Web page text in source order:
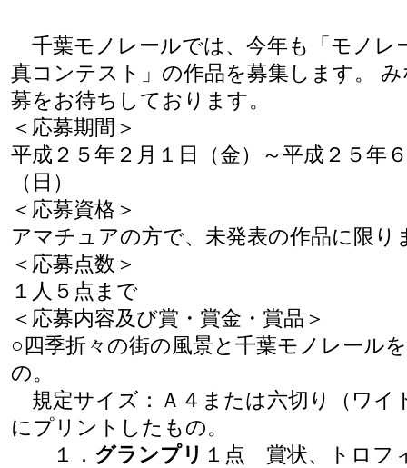
千葉モノレールでは、今年も「モノレ
真コンテスト」の作品を募集します。
募をお待ちしております。
＜応募期間＞
平成２５年２月１日（金）～平成２５年
（日）
＜応募資格＞
アマチュアの方で、未発表の作品に限り
＜応募点数＞
１人５点まで
＜応募内容及び賞・賞金・賞品＞
○四季折々の街の風景と千葉モノレール
の。
規定サイズ：Ａ４または六切り（ワイ
にプリントしたもの。
１． グランプリ １点 賞状、トロフ